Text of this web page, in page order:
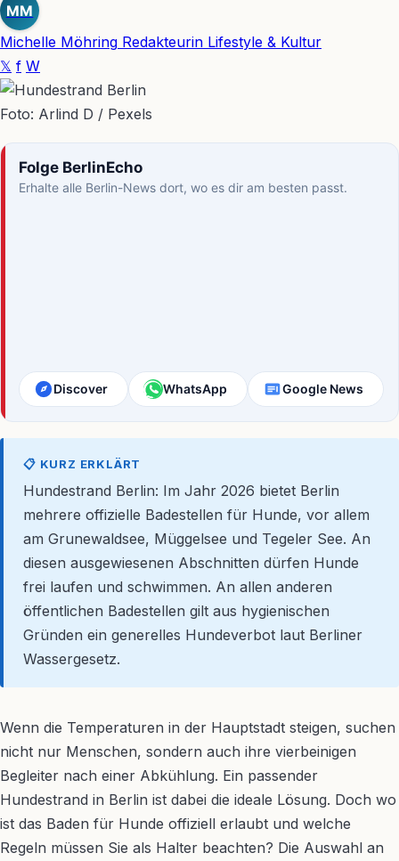
MM
Michelle Möhring Redakteurin Lifestyle & Kultur
𝕏 f W
Foto: Arlind D / Pexels
Folge BerlinEcho
Erhalte alle Berlin-News dort, wo es dir am besten passt.
Discover WhatsApp Google News
📋 KURZ ERKLÄRT
Hundestrand Berlin: Im Jahr 2026 bietet Berlin
mehrere offizielle Badestellen für Hunde, vor allem
am Grunewaldsee, Müggelsee und Tegeler See. An
diesen ausgewiesenen Abschnitten dürfen Hunde
frei laufen und schwimmen. An allen anderen
öffentlichen Badestellen gilt aus hygienischen
Gründen ein generelles Hundeverbot laut Berliner
Wassergesetz.
Wenn die Temperaturen in der Hauptstadt steigen, suchen
nicht nur Menschen, sondern auch ihre vierbeinigen
Begleiter nach einer Abkühlung. Ein passender
Hundestrand in Berlin ist dabei die ideale Lösung. Doch wo
ist das Baden für Hunde offiziell erlaubt und welche
Regeln müssen Sie als Halter beachten? Die Auswahl an